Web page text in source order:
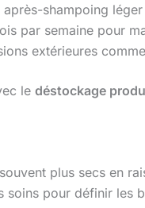
shampoing
par semaine pour
extérieures
le déstockage
plus secs en
soins pour définir les